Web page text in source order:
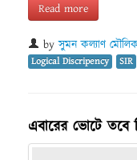
Read more
byসুমন কল্যাণ
Logical Discripency SIR
এবারের ভোটে তবে